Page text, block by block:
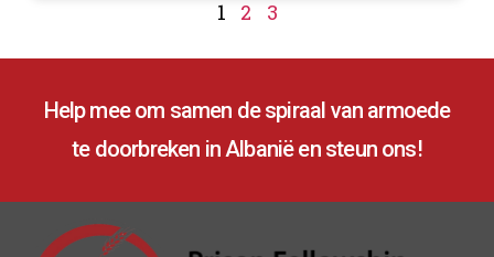
1 2 3
Help mee om samen de spiraal van armoede
te doorbreken in Albanië en steun ons!